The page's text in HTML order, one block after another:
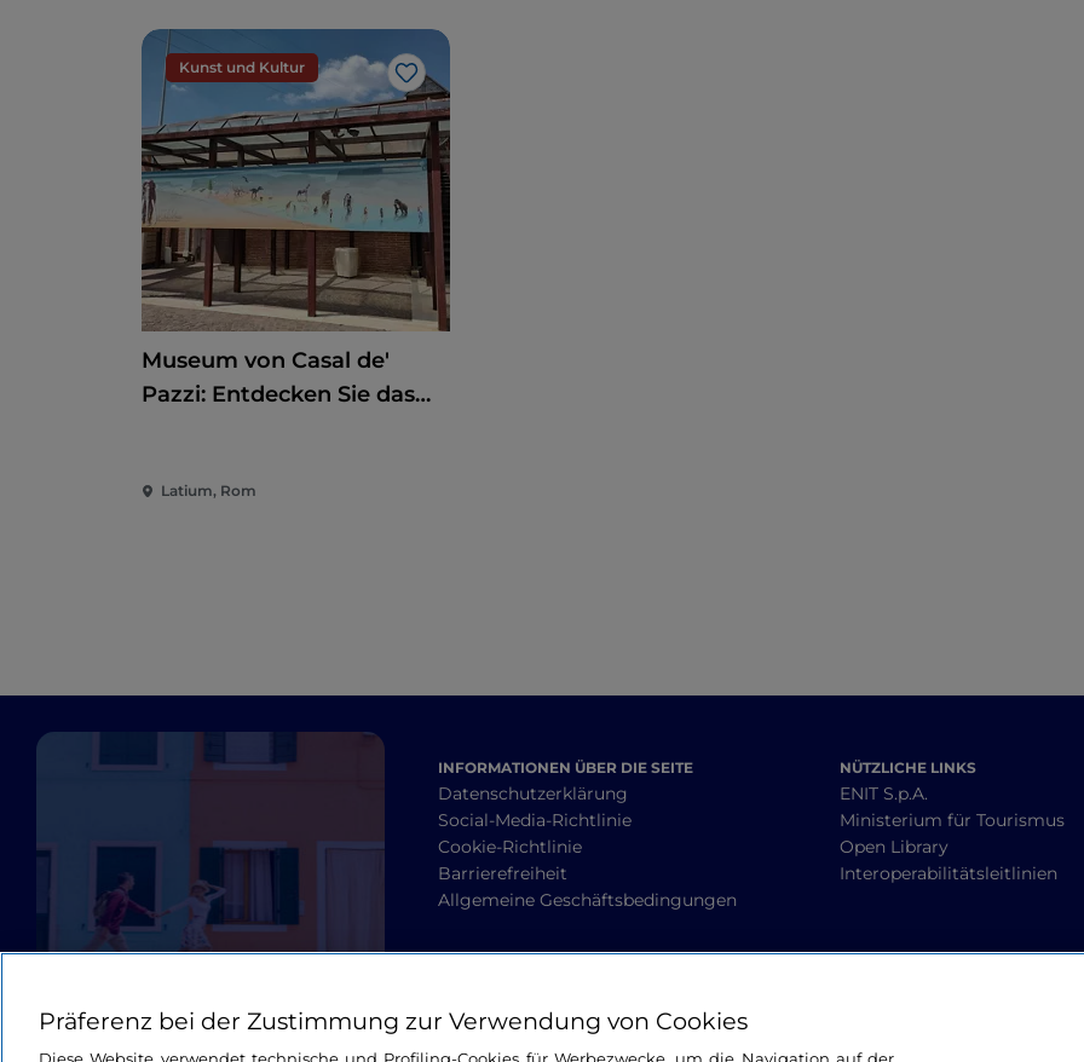
Kunst und Kultur
Like
Museum von Casal de'
Pazzi: Entdecken Sie das
Latium, Rom
INFORMATIONEN ÜBER DIE SEITE
Datenschutzerklärung
Social-Media-Richtlinie
Cookie-Richtlinie
Barrierefreiheit
Allgemeine Geschäftsbedingungen
NÜTZLICHE LINKS
ENIT S.p.A.
Ministerium für Tourismus
Open Library
Interoperabilitätsleitlinien
Präferenz bei der Zustimmung zur Verwendung von Cookies